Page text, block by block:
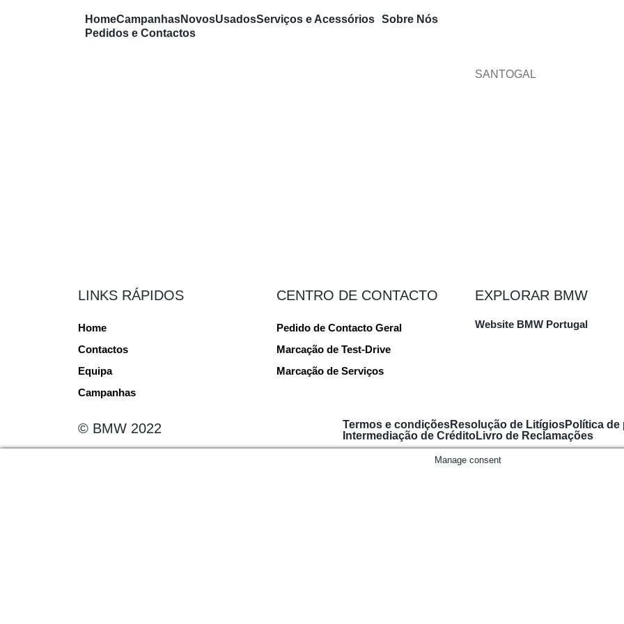
HomeCampanhasNovosUsadosServiços e Acessórios Sobre Nós
Pedidos e Contactos
SANTOGAL
LINKS RÁPIDOS
Home
Contactos
Equipa
Campanhas
CENTRO DE CONTACTO
Pedido de Contacto Geral
Marcação de Test-Drive
Marcação de Serviços
EXPLORAR BMW
Website BMW Portugal
© BMW 2022 Termos e condiçõesResolução de LitígiosPolítica de
Intermediação de CréditoLivro de Reclamações
Manage consent